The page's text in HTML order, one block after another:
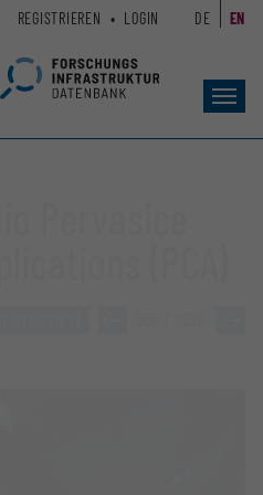
REGISTRIEREN LOGIN DE EN
Pervasice
(PCA)